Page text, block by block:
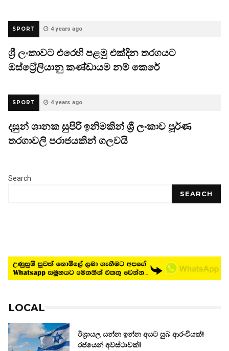
SPORT 4 years ago
ශ්‍රී ලංකාවට එරෙහි පළමු එක්දින තරගයට
ඔස්ට්‍රේලියානු කණ්ඩායම නම් කෙරේ
SPORT 4 years ago
දසුන් ශානක සුපිරි ඉනිමකින් ශ්‍රී ලංකාව පූර්ණ
තරගාවලි පරාජයකින් ගලවයි
Search
SEARCH
LOCAL
ඊශ්‍රායල යන්න ඉන්න අයට සුබ ආරංචියක්!
‍රජයෙන් අවස්ථාවක්!